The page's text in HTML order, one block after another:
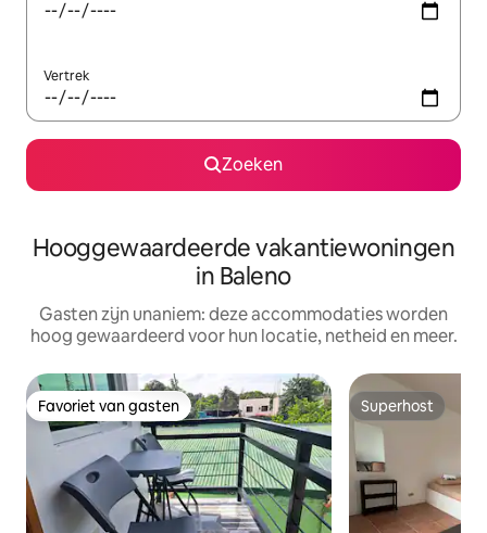
Vertrek
Zoeken
Hooggewaardeerde vakantiewoningen
in Baleno
Gasten zijn unaniem: deze accommodaties worden
hoog gewaardeerd voor hun locatie, netheid en meer.
Favoriet van gasten
Favoriet van gasten Superhost
Superhost